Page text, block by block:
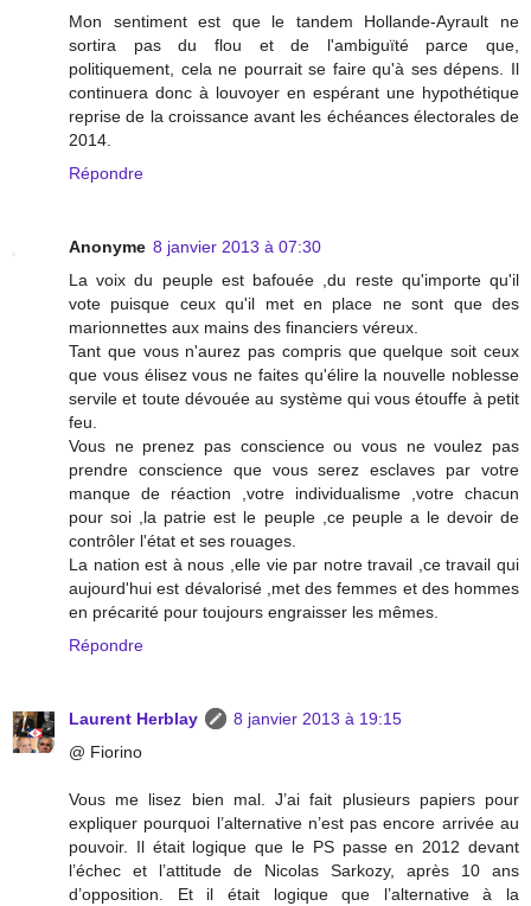
Mon sentiment est que le tandem Hollande-Ayrault ne
sortira pas du flou et de l'ambiguïté parce que,
politiquement, cela ne pourrait se faire qu'à ses dépens. Il
continuera donc à louvoyer en espérant une hypothétique
reprise de la croissance avant les échéances électorales de
2014.
Répondre
Anonyme 8 janvier 2013 à 07:30
La voix du peuple est bafouée ,du reste qu'importe qu'il
vote puisque ceux qu'il met en place ne sont que des
marionnettes aux mains des financiers véreux.
Tant que vous n'aurez pas compris que quelque soit ceux
que vous élisez vous ne faites qu'élire la nouvelle noblesse
servile et toute dévouée au système qui vous étouffe à petit
feu.
Vous ne prenez pas conscience ou vous ne voulez pas
prendre conscience que vous serez esclaves par votre
manque de réaction ,votre individualisme ,votre chacun
pour soi ,la patrie est le peuple ,ce peuple a le devoir de
contrôler l'état et ses rouages.
La nation est à nous ,elle vie par notre travail ,ce travail qui
aujourd'hui est dévalorisé ,met des femmes et des hommes
en précarité pour toujours engraisser les mêmes.
Répondre
Laurent Herblay
8 janvier 2013 à 19:15
@ Fiorino
Vous me lisez bien mal. J’ai fait plusieurs papiers pour
expliquer pourquoi l’alternative n’est pas encore arrivée au
pouvoir. Il était logique que le PS passe en 2012 devant
l’échec et l’attitude de Nicolas Sarkozy, après 10 ans
d’opposition. Et il était logique que l’alternative à la